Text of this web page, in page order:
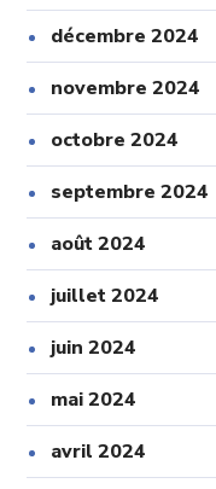
décembre 2024
novembre 2024
octobre 2024
septembre 2024
août 2024
juillet 2024
juin 2024
mai 2024
avril 2024